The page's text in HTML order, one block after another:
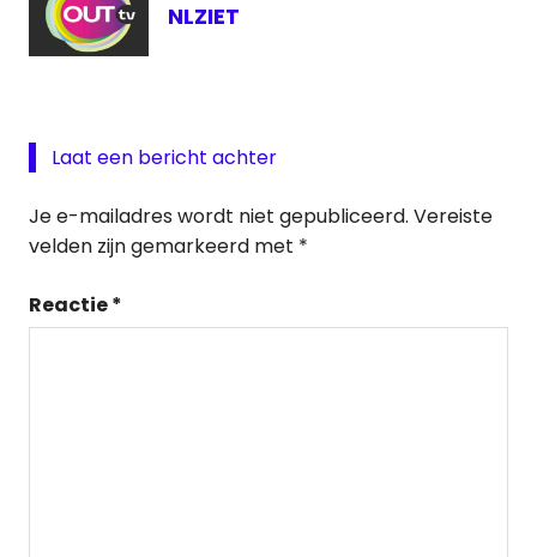
NLZIET
Laat een bericht achter
Je e-mailadres wordt niet gepubliceerd. Vereiste
velden zijn gemarkeerd met *
Reactie*